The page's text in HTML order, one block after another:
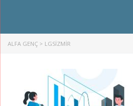
ALFA GENÇ > LGSIZMIR